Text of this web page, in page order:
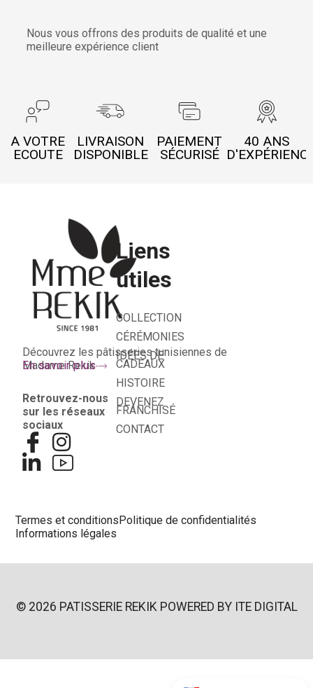
Nous vous offrons des produits de qualité et une
meilleure expérience client
A VOTRE
ECOUTE
LIVRAISON
DISPONIBLE
PAIEMENT
SÉCURISÉ
40 ANS
Découvrez les pâtisseries tunisiennes de
Madame Rekik
En savoir plus
Retrouvez-nous
sur les réseaux
sociaux
Liens
utiles
COLLECTION
CÉRÉMONIES
IDÉES DE
CADEAUX
HISTOIRE
DEVENEZ
FRANCHISÉ
CONTACT
Termes et conditionsPolitique de confidentialités
Informations légales
© 2026 PATISSERIE REKIK POWERED BY ITE DIGITAL